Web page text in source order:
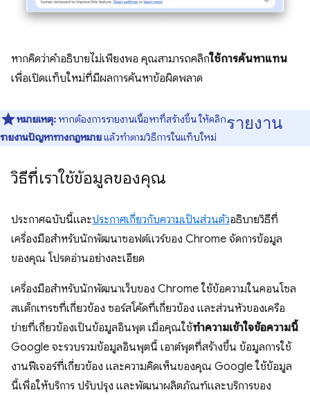
หากคิดว่าคำอธิบายไม่เพียงพอ คุณสามารถคลิกใช้การค้นหาแทน
เพื่อเปิดแท็บใหม่ที่มีผลการค้นหาข้อผิดพลาด
หมายเหตุ: หากต้องการรายงานเนื้อหาที่สร้างขึ้น ให้คลิกรายงาน
รายงานปัญหาทางกฎหมายแล้วทําตามวิธีการในแท็บใหม่
วิธีที่เราใช้ข้อมูลของคุณ
ประกาศฉบับนี้และประกาศเกี่ยวกับความเป็นส่วนตัวอธิบายวิธีที่
เครื่องมือสำหรับนักพัฒนาซอฟต์แวร์ของ Chrome จัดการข้อมูล
ของคุณ โปรดอ่านอย่างละเอียด
เครื่องมือสำหรับนักพัฒนาเว็บของ Chrome ใช้ข้อความในคอนโซล
สแต็กเทรซที่เกี่ยวข้อง ซอร์สโค้ดที่เกี่ยวข้อง และส่วนหัวของเครือ
ข่ายที่เกี่ยวข้องเป็นข้อมูลอินพุต เมื่อคุณใช้ทำความเข้าใจข้อความนี้
Google จะรวบรวมข้อมูลอินพุตนี้ เอาต์พุตที่สร้างขึ้น ข้อมูลการใช้
งานฟีเจอร์ที่เกี่ยวข้อง และความคิดเห็นของคุณ Google ใช้ข้อมูล
นี้เพื่อให้บริการ ปรับปรุง และพัฒนาผลิตภัณฑ์และบริการของ